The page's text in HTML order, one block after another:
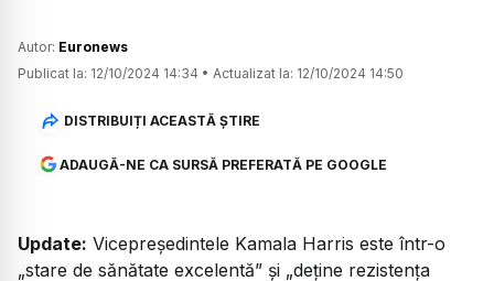
Autor: Euronews
Publicat la: 12/10/2024 14:34 • Actualizat la: 12/10/2024 14:50
DISTRIBUIȚI ACEASTĂ ȘTIRE
ADAUGĂ-NE CA SURSĂ PREFERATĂ PE GOOGLE
Update: Vicepreședintele Kamala Harris este într-o
„stare de sănătate excelentă” și „deține rezistența